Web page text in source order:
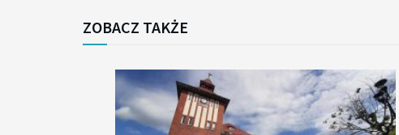
ZOBACZ TAKŻE